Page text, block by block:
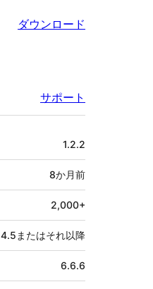
ダウンロード
サポート
1.2.2
8か月前
2,000+
4.5またはそれ以降
6.6.6